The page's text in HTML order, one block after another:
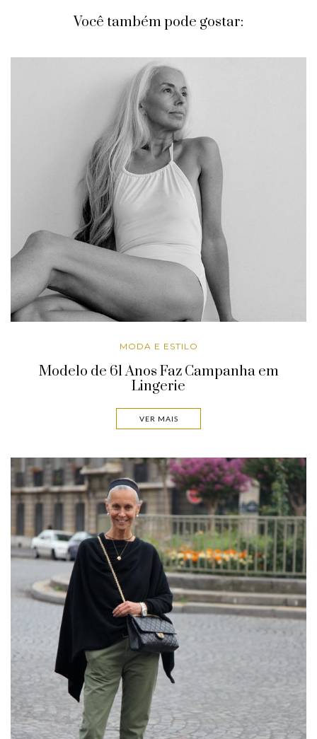
Você também pode gostar:
MODA E ESTILO
Modelo de 61 Anos Faz Campanha em
Lingerie
VER MAIS